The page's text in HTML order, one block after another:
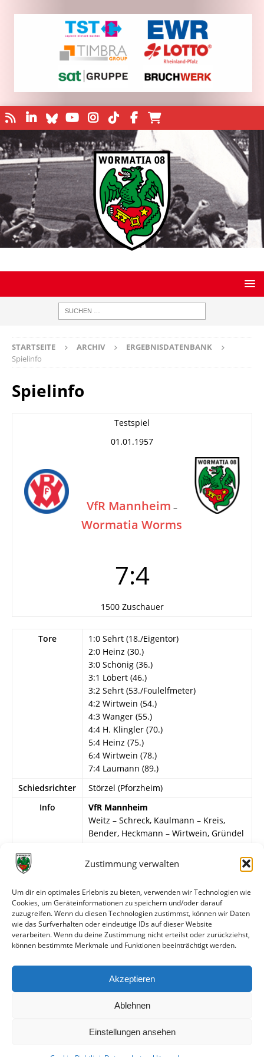
Zustimmung verwalten
Um dir ein optimales Erlebnis zu bieten, verwenden wir Technologien wie
Cookies, um Geräteinformationen zu speichern und/oder darauf
zuzugreifen. Wenn du diesen Technologien zustimmst, können wir Daten
wie das Surfverhalten oder eindeutige IDs auf dieser Website
verarbeiten. Wenn du deine Zustimmung nicht erteilst oder zurückziehst,
können bestimmte Merkmale und Funktionen beeinträchtigt werden.
Akzeptieren
Ablehnen
Einstellungen ansehen
STARTSEITE ARCHIV
ERGEBNISDATENBANK
Spielinfo
Spielinfo
Testspiel
01.01.1957
VfR Mannheim –
Wormatia Worms
7:4
1500 Zuschauer
Tore
1:0 Sehrt (18./Eigentor)
2:0 Heinz (30.)
3:0 Schönig (36.)
3:1 Löbert (46.)
3:2 Sehrt (53./Foulelfmeter)
4:2 Wirtwein (54.)
4:3 Wanger (55.)
4:4 H. Klingler (70.)
5:4 Heinz (75.)
6:4 Wirtwein (78.)
7:4 Laumann (89.)
Schiedsrichter
Störzel (Pforzheim)
Info
VfR Mannheim
Weitz – Schreck, Kaulmann – Kreis,
Bender, Heckmann – Wirtwein, Gründel
Wormatia Worms
Steffen, Schweizer, Sehrt – Wettig, H.
Klingler, Löbert, H. Müller (Freese ),
Wanger.
Alle bisherigen Partien der beiden Mannschaften
anzeigen